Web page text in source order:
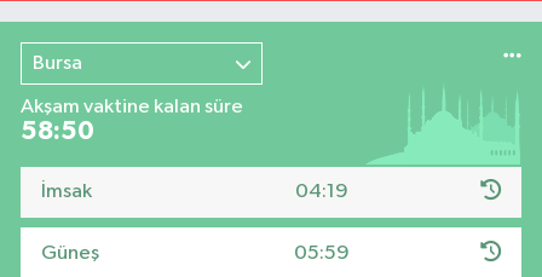
Bursa
Akşam vaktine kalan süre
58:49
İmsak 04:19
Güneş 05:59